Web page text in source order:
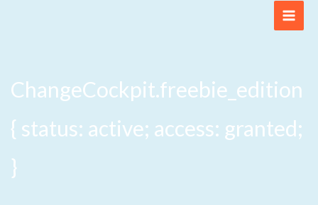
ChangeCockpit.freebie_edition
{ status: active; access: granted;
}